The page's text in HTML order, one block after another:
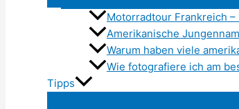
Motorradtour Frankreich
Amerikanische
Warum haben viele
Wie fotografiere ich am
Tipps